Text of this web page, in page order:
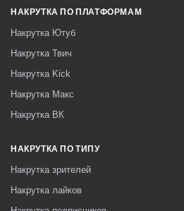
НАКРУТКА ПО ПЛАТФОРМАМ
Накрутка Ютуб
Накрутка Твич
Накрутка Kick
Накрутка Макс
Накрутка ВК
НАКРУТКА ПО ТИПУ
Накрутка зрителей
Накрутка лайков